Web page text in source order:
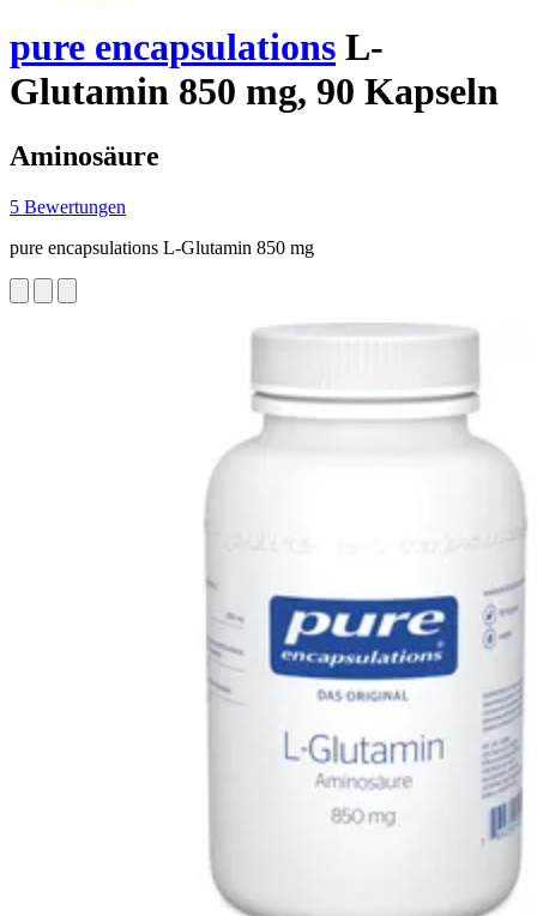
pure encapsulations L-
Glutamin 850 mg, 90 Kapseln
Aminosäure
5 Bewertungen
pure encapsulations L-Glutamin 850 mg